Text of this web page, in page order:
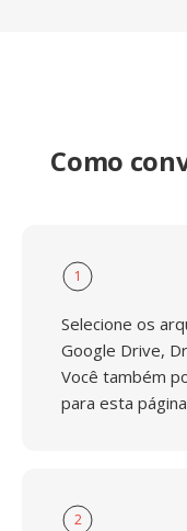
Como
1
Selecione os
Google Drive,
Você também
para esta
2